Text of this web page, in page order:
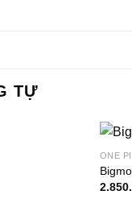
TỰ
ONE